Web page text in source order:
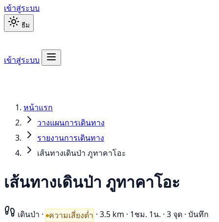
เข้าสู่ระบบ
ธีม
เข้าสู่ระบบ
หน้าแรก
วางแผนการเดินทาง
รายงานการเดินทาง
เส้นทางเดินป่า ภูทาคาโอะ
เส้นทางเดินป่า ภูทาคาโอะ
เดินป่า · ความเสี่ยงต่ำ · 3.5 km · 1ชม. 1น. · 3 จุด · บันทึก